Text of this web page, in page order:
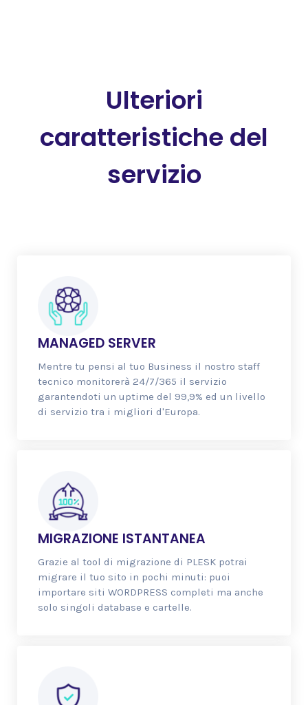
Ulteriori
caratteristiche del
servizio
MANAGED SERVER
Mentre tu pensi al tuo Business il nostro staff
tecnico monitorerà 24/7/365 il servizio
garantendoti un uptime del 99,9% ed un livello
di servizio tra i migliori d'Europa.
MIGRAZIONE ISTANTANEA
Grazie al tool di migrazione di PLESK potrai
migrare il tuo sito in pochi minuti: puoi
importare siti WORDPRESS completi ma anche
solo singoli database e cartelle.